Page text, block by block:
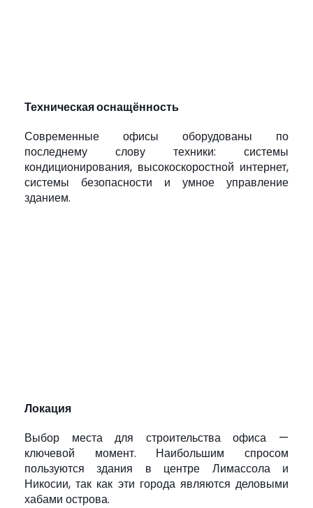
Техническая оснащённость
Современные офисы оборудованы по
последнему слову техники: системы
кондиционирования, высокоскоростной интернет,
системы безопасности и умное управление
зданием.
Локация
Выбор места для строительства офиса —
ключевой момент. Наибольшим спросом
пользуются здания в центре Лимассола и
Никосии, так как эти города являются деловыми
хабами острова.